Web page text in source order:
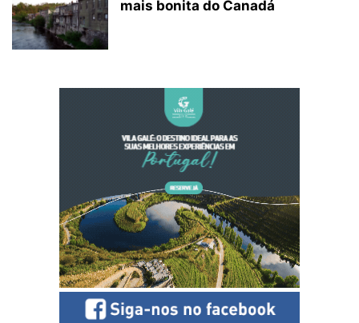
mais bonita do Canadá